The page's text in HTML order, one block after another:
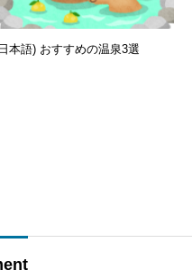
本語) おすすめの温泉3選